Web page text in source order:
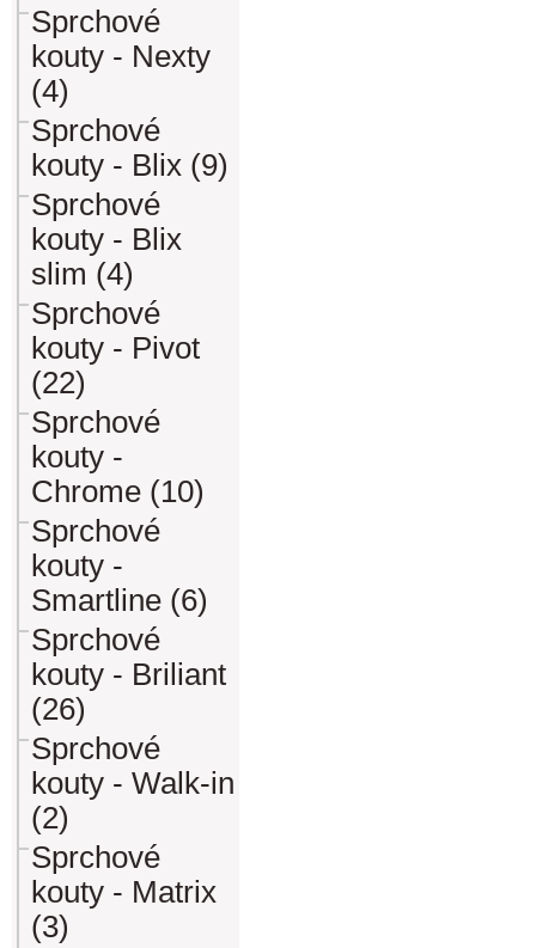
Sprchové
kouty - Nexty
(4)
Sprchové
kouty - Blix (9)
Sprchové
kouty - Blix
slim (4)
Sprchové
kouty - Pivot
(22)
Sprchové
kouty -
Chrome (10)
Sprchové
kouty -
Smartline (6)
Sprchové
kouty - Briliant
(26)
Sprchové
kouty - Walk-in
(2)
Sprchové
kouty - Matrix
(3)